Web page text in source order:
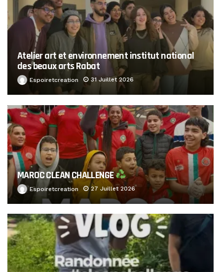
Atelier art et environnement institut national
des beaux arts Rabat
Espoiretcreation 31 Juillet 2026
MAROC CLEAN CHALLENGE
Espoiretcreation 27 Juillet 2026